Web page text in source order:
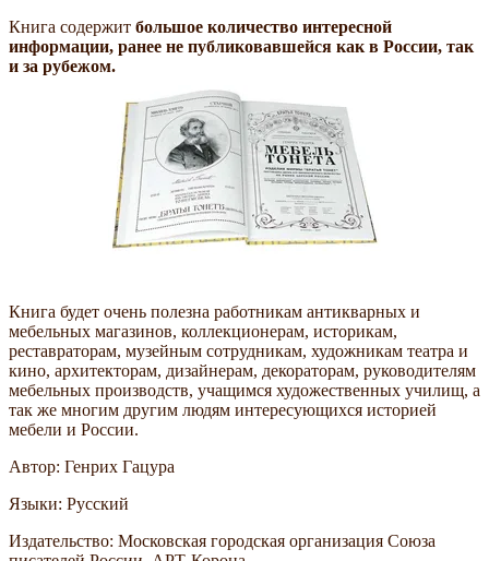
Книга содержит большое количество интересной
информации, ранее не публиковавшейся как в России, так
и за рубежом.
Книга будет очень полезна работникам антикварных и
мебельных магазинов, коллекционерам, историкам,
реставраторам, музейным сотрудникам, художникам театра и
кино, архитекторам, дизайнерам, декораторам, руководителям
мебельных производств, учащимся художественных училищ, а
так же многим другим людям интересующихся историей
мебели и России.
Автор: Генрих Гацура
Языки: Русский
Издательство: Московская городская организация Союза